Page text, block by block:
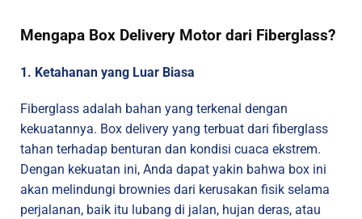
Mengapa Box Delivery Motor dari Fiberglass?
1. Ketahanan yang Luar Biasa
Fiberglass adalah bahan yang terkenal dengan
kekuatannya. Box delivery yang terbuat dari fiberglass
tahan terhadap benturan dan kondisi cuaca ekstrem.
Dengan kekuatan ini, Anda dapat yakin bahwa box ini
akan melindungi brownies dari kerusakan fisik selama
perjalanan, baik itu lubang di jalan, hujan deras, atau